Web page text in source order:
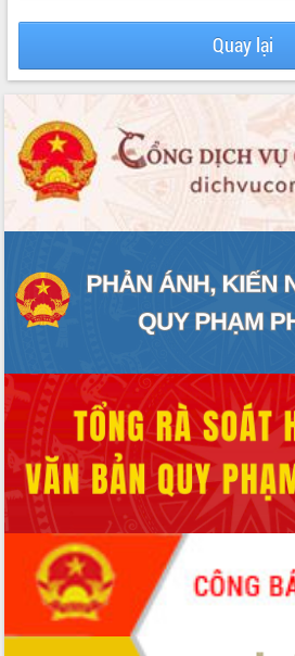
UBND CÁC XÃ, PHƯỜNG
THÔNG TIN CHỈ ĐẠO ĐIỀU HÀNH
VĂN BẢN HĐND TỈNH
ĐIỂM TIN VĂN BẢN
Quay lại